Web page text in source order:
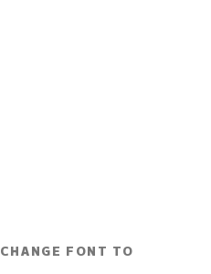
CHANGE FONT TO